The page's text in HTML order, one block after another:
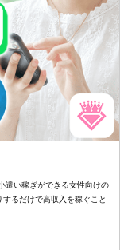
遣い稼ぎができる女性向けの
るだけで高収入を稼ぐこと